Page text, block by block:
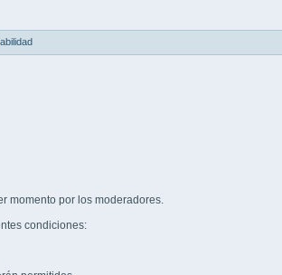
momento por los moderadores.
condiciones: